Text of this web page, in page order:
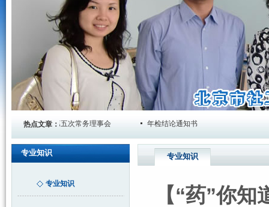
热点文章：
第四届第五次常务理事会 年检结论通知书
专业知识 专业知识
专业知识 【“药”你